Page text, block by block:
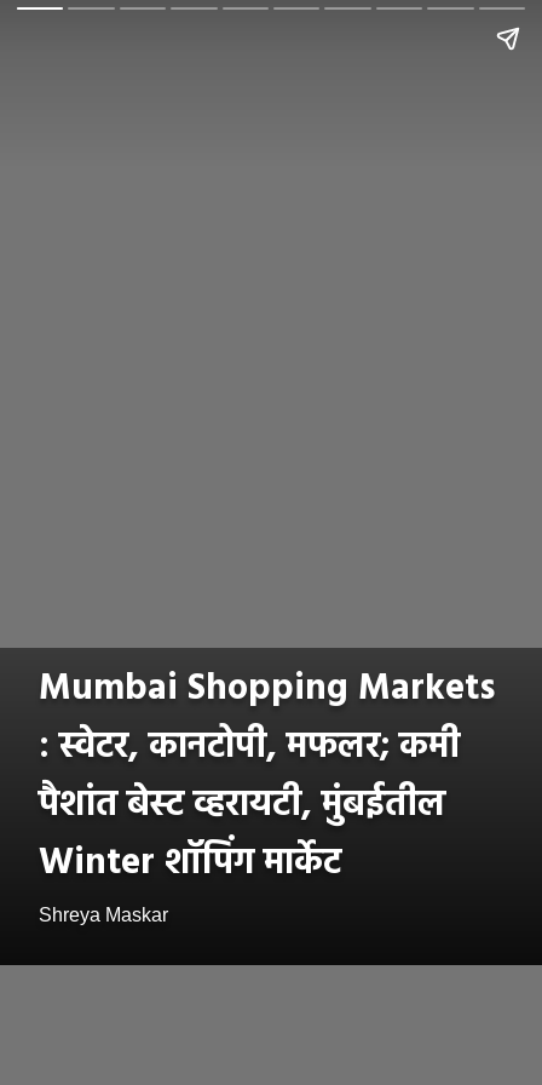
Mumbai Shopping Markets
: स्वेटर, कानटोपी, मफलर; कमी
पैशांत बेस्ट व्हरायटी, मुंबईतील
Winter शॉपिंग मार्केट
Shreya Maskar